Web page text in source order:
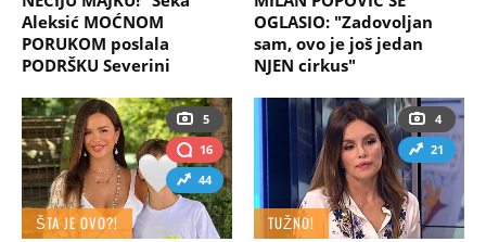
Aleksić MOĆNOM
PORUKOM poslala
PODRŠKU Severini
OGLASIO: "Zadovoljan
sam, ovo je još jedan
NJEN cirkus"
5
16
44
ŠTA JE OVO?!
4
21
TUŽNO!